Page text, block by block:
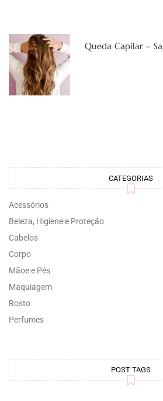
Queda Capilar –
CATEGORIAS
Acessórios
Beleza, Higiene e Proteção
Cabelos
Corpo
Mãoe e Pés
Maquiagem
Rosto
Perfumes
POST TAGS